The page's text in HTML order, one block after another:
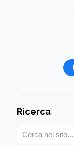
Ricerca